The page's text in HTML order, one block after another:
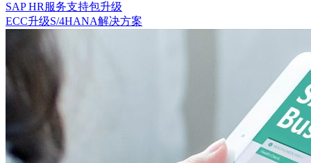
SAP HR服务支持包升级
ECC升级S/4HANA解决方案